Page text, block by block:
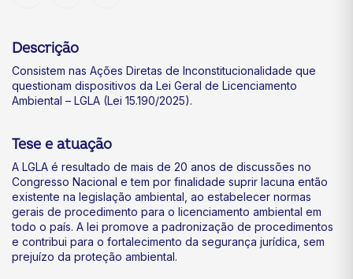
Descrição
Consistem nas Ações Diretas de Inconstitucionalidade que
questionam dispositivos da Lei Geral de Licenciamento
Ambiental – LGLA (Lei 15.190/2025).
Tese e atuação
A LGLA é resultado de mais de 20 anos de discussões no
Congresso Nacional e tem por finalidade suprir lacuna então
existente na legislação ambiental, ao estabelecer normas
gerais de procedimento para o licenciamento ambiental em
todo o país. A lei promove a padronização de procedimentos
e contribui para o fortalecimento da segurança jurídica, sem
prejuízo da proteção ambiental.